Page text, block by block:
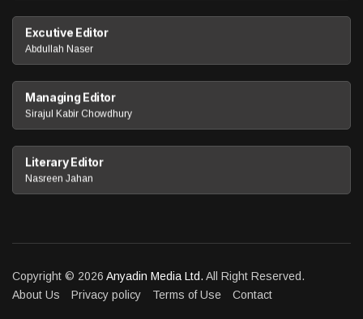
Excutive Editor
Abdullah Naser
Managing Editor
Sirajul Kabir Chowdhury
Literary Editor
Nasreen Jahan
Copyright © 2026 Anyadin Media Ltd. All Right Reserved.
About Us
Privacy policy Terms of Use Contact